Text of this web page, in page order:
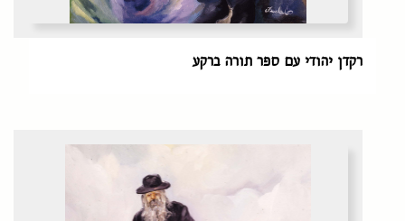
רקדן יהודי עם ספר תורה ברקע